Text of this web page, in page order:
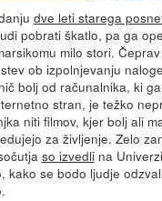
dve leti starega
pobrati škatlo, pa ga
milo stori.
ob izpolnjevanju
bolj od računalnika, ki
stran, je težko
niti filmov, kjer bolj ali
za življenje. Zelo
so izvedlina
kako se bodo ljudje